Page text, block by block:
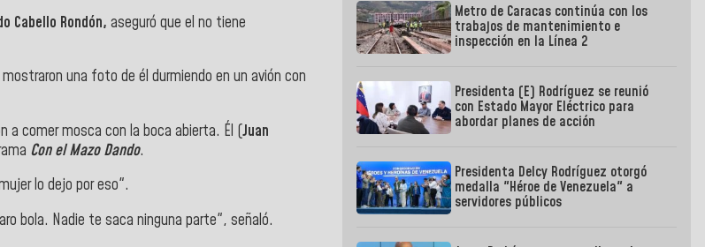
Cabello Rondón, aseguró que el no tiene
una foto de él durmiendo en un avión con
a comer mosca con la boca abierta. Él (Juan
Con el Mazo Dando.
lo dejo por eso".
bola. Nadie te saca ninguna parte", señaló.
Metro de Caracas continúa con los
trabajos de mantenimiento e
inspección en la Línea 2
Presidenta (E) Rodríguez se reunió
con Estado Mayor Eléctrico para
abordar planes de acción
Presidenta Delcy Rodríguez otorgó
medalla "Héroe de Venezuela" a
servidores públicos